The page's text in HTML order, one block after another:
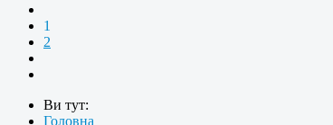
1
2
Ви тут:
Головна